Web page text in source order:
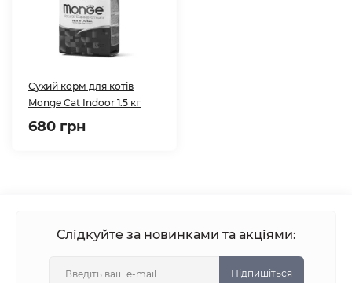
Сухий корм для котів
Monge Cat Indoor 1.5 кг
680 грн
Слідкуйте за новинками та акціями:
Підпишіться